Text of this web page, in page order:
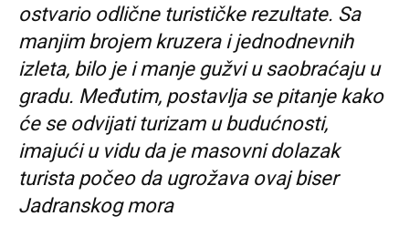
ostvario odlične turističke rezultate. Sa
manjim brojem kruzera i jednodnevnih
izleta, bilo je i manje gužvi u saobraćaju u
gradu. Međutim, postavlja se pitanje kako
će se odvijati turizam u budućnosti,
imajući u vidu da je masovni dolazak
turista počeo da ugrožava ovaj biser
Jadranskog mora